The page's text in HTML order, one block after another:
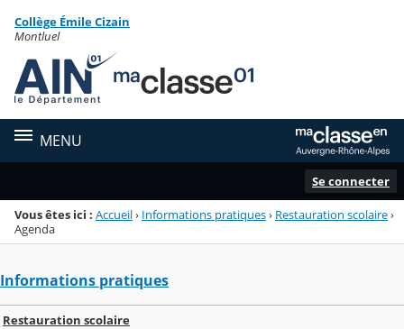
Menu de la rubrique
Contenu
Collège Émile Cizain
Montluel
MENU
Se connecter
Vous êtes ici : Accueil› Informations pratiques› Restauration scolaire›
Agenda
Informations pratiques
Restauration scolaire